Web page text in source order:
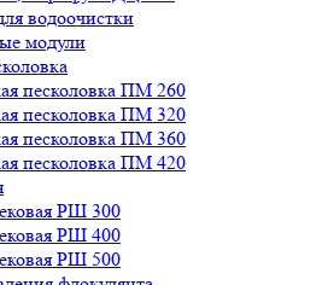
водоочистки
модули
песколовка ПM 260
песколовка ПM 320
песколовка ПM 360
песколовка ПM 420
РШ 300
РШ 400
РШ 500